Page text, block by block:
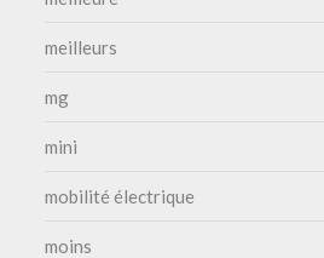
meilleurs
mg
mini
mobilité électrique
moins